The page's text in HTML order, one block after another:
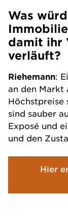
Was
damit ihr
verläuft?
Riehemann:
an den Markt
Höchstpreise
sind sauber
Exposé und
und den
Hier